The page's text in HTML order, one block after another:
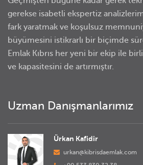
gerekse isabetli ekspertiz
fark yaratmak ve koşulsuz
büyümesini istikrarlı bir biçimde
Emlak Kıbrıs her yeni bir ekip ile
ve kapasitesini de artırmıştır.
Uzman Danışmanlarımız
Ürkan Kafidir
urkan@kibrisdaemlak.com